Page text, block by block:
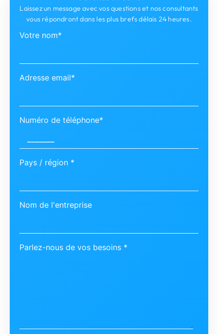
Laissez un message avec vos questions et nos consultants
vous répondront dans les plus brefs délais 24 heures.
Votre nom*
Adresse email*
Numéro de téléphone*
Pays / région *
Nom de l'entreprise
Parlez-nous de vos besoins *